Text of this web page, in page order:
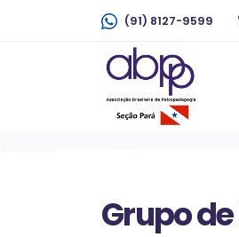
(91) 8127-9599
Grupo